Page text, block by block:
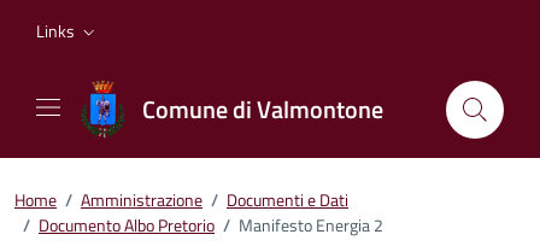
Links
Comune di Valmontone
Home / Amministrazione / Documenti e Dati
/ Documento Albo Pretorio / Manifesto Energia 2